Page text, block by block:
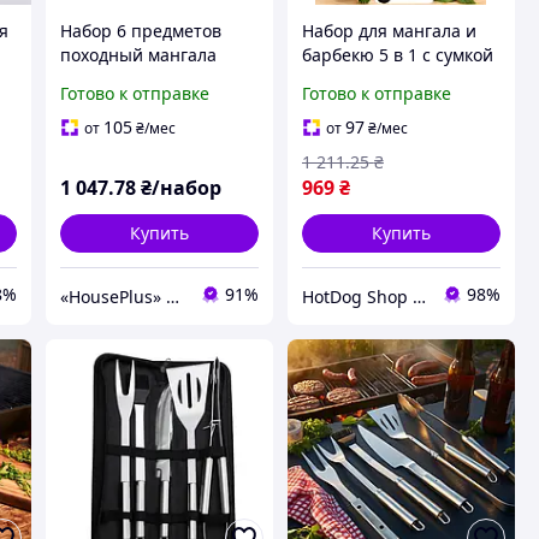
Набор 6 предметов
походный мангала
40х10 см, аксессуары
пикник нержавеющая
Готово к отправке
от 105 ₴/мес
1 047.78 ₴/набор
Купить
«HousePlus» интернет-магазин товаров для туризма 91%
Набор для мангала и
барбекю 5 в 1 с сумкой
нержавеющей стали
Готово к отправке
от97₴/мес
969₴
1 211.25 ₴
Купить
HotDog Shop - Найкращі товари для дому та сімʼї, з любовʼю до деталей! 98%